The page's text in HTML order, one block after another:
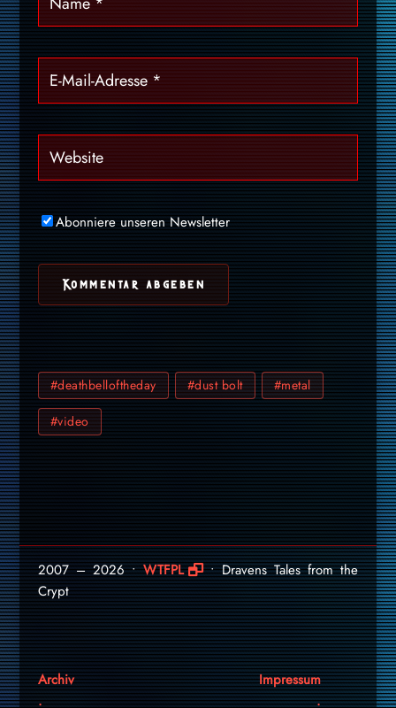
Abonniere unseren Newsletter
#deathbelloftheday #dust bolt #metal
#video
2007 – 2026 •WTFPL
• Dravens Tales from the
Crypt
Archiv
Impressum
.
.